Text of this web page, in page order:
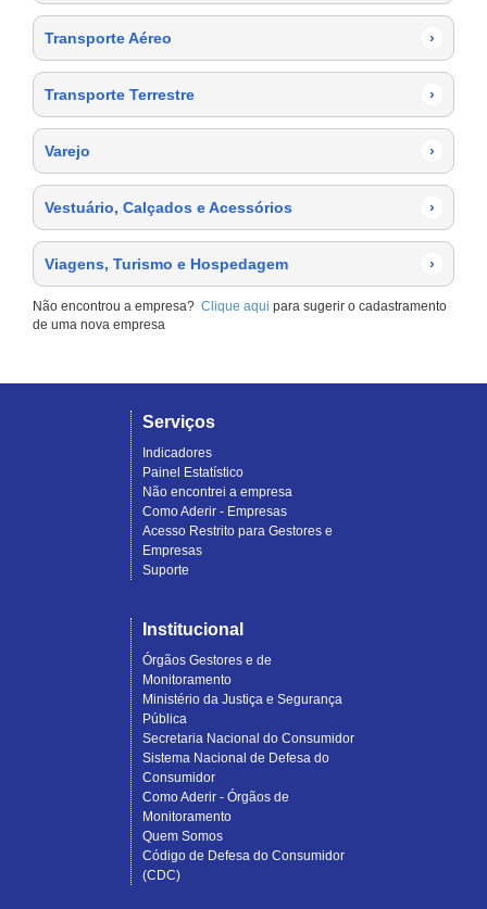
Transporte Aéreo ›
Transporte Terrestre ›
Varejo ›
Vestuário, Calçados e Acessórios ›
Viagens, Turismo e Hospedagem ›
Não encontrou a empresa? Clique aqui para sugerir o cadastramento
de uma nova empresa
Serviços
Indicadores
Painel Estatístico
Não encontrei a empresa
Como Aderir - Empresas
Acesso Restrito para Gestores e
Empresas
Suporte
Institucional
Órgãos Gestores e de
Monitoramento
Ministério da Justiça e Segurança
Pública
Secretaria Nacional do Consumidor
Sistema Nacional de Defesa do
Consumidor
Como Aderir - Órgãos de
Monitoramento
Quem Somos
Código de Defesa do Consumidor
(CDC)